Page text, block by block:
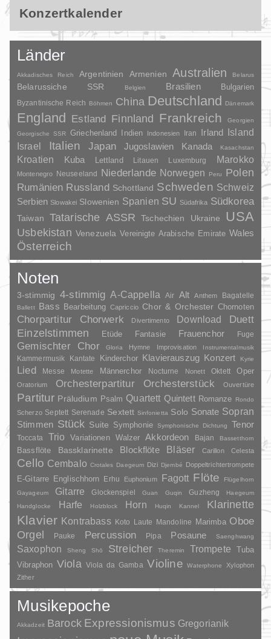
Konzertkalender
Länder
Akkadisches Reich Argentinien Armenien Australien Belarus
Belarussiche SSR Belgien Brasilien Bulgarien
Byzantinische Reich Böhmen China Deutschland Dänemark
England Estland Finnland Frankreich
Georgien
Georgische SSR
Griechenland Indien Indonesien Iran Irland
Island
Israel
Italien Japan Jugoslawien Kanada Kasachstan
Kroatien Kuba Lettland Litauen Luxemburg Marokko
Montenegro Neuseeland Niederlande Norwegen Peru
Polen
Rumänien Russland Schottland Schweden Schweiz
Serbien Slowakei Slowenien Spanien SU Südafrika Südkorea
Taiwan Tatarische ASSR Tschechien Ukraine USA
Usbekistan Venezuela Vereinigte Arabische Emirate Wales
Österreich
Noten
3-stimmig 4-stimmig A-Cappella Air Alt Anthem Bagatelle
Ballett Bass Bearbeitung Capriccio Chor & Orchester Chornoten
Chorpartitur Chorwerk Divertimento Download
Duett
Einzelstimmen
Etüde Fantasie Frauenchor Fuge
Gemischter Chor Gloria Hymne Improvisation Instrumentalmusik
Kammermusik Kantate Kinderchor Klavierauszug Konzert Kyrie
Lied Messe Motette Männerchor Nocturne Nonett Oktett Oper
Oratorium Orchesterpartitur Orchesterstück Ouvertüre
Partitur Präludium Psalm Quartett Quintett Romanze Rondo
Scherzo Septett Serenade Sextett Sinfonietta Solo Sonate Sopran
Stimmen Stück Suite Symphonie Symphonische Dichtung Tenor
Toccata Trio Variationen Walzer Akkordeon Bajan Bassetthorn
Bassflöte Bassklarinette Blockflöte Bläser Carillon Celesta
Cello Cembalo Crotales Daegeum Dizi Djembé Doppeltrichtertrompete
E-Gitarre Englischhorn Erhu Euphonium Fagott Flöte
Flügelhorn
Gayageum
Gitarre Glockenspiel Guan Guqin Guzheng
Haegeum
Handglocke
Harfe Holzblock Horn Huqin Kannel Klarinette
Klavier Kontrabass Koto Laute Mandoline Marimba Oboe
Orgel Pauke Percussion Pipa Posaune Saenghwang
Saxophon Sheng Shō Streicher Theremin Trompete
Tuba
Vibraphon Viola Viola da Gamba Violine Waterphone
Xylophon
Zither
Musikepoche
Akkadzeit Barock Expressionismus Gregorianik